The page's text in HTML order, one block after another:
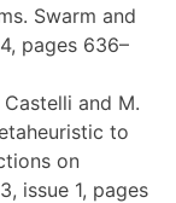
Swarm and
pages 636–
and M.
to
on
issue 1, pages